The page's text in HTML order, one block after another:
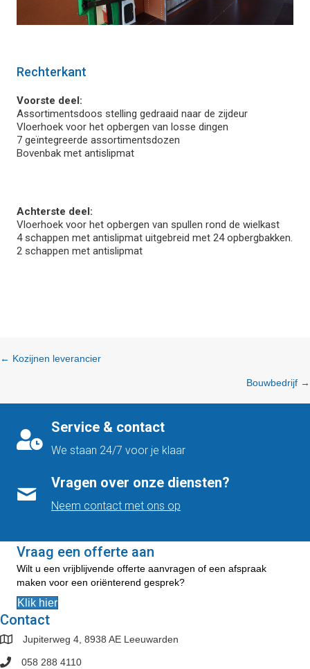
Rechterkant
Voorste deel:
Assortimentsdoos stelling gedraaid naar de zijdeur
Vloerhoek voor het opbergen van losse dingen
7 geïntegreerde assortimentsdozen
Bovenbak met antislipmat
Achterste deel:
Vloerhoek voor het opbergen van spullen rond de wielkast
4 schappen met antislipmat uitgebreid met 24 opbergbakken.
2 schappen met antislipmat
Posts
← Kozijnen leverancier
Bouwbedrijf →
Service & contact
We staan 24/7 voor je klaar
Vragen over onze diensten?
Neem contact met ons op
Vraag een offerte aan
Wilt u een vrijblijvende offerte aanvragen of een afspraak
maken voor een oriënterend gesprek?
Klik hier
Contact
Jupiterweg 4, 8938 AE Leeuwarden
058 288 4110